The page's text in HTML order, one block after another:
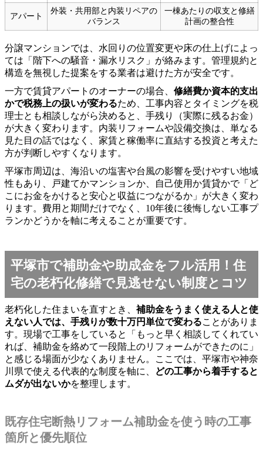
アパート
外装・共用部と内装リペアの
バランス
一棟あたりの収支と修繕
計画の整合性
分譲マンションでは、水回りの位置変更や床の仕上げによっ
ては「階下への騒音・漏水リスク」が絡みます。管理規約と
構造を無視した提案をする業者は避けた方が安全です。
一方で賃貸アパートのオーナーの場合、 修繕費か資本的支出
かで税務上の扱いが変わるため、工事内容とタイミングを税
理士とも相談しながら決めると、手残り（実際に残るお金）
が大きく変わります。内装リフォームや設備交換は、単なる
見た目の話ではなく、家賃と稼働率に直結する投資と考えた
方が判断しやすくなります。
平塚市周辺は、海沿いの塩害や台風の影響を受けやすい地域
性もあり、戸建てかマンションか、自己使用か賃貸かで「ど
こにお金をかけると安心と収益につながるか」が大きく変わ
ります。費用と期間だけでなく、10年後に後悔しない工事プ
ランかどうかを軸に考えることが重要です。
平塚市で補助金や助成金をフル活用！住
宅の老朽化修繕で見逃せない制度とコツ
老朽化した住まいを直すとき、 補助金をうまく使える人と使
えない人では、手残りが数十万円単位で変わることがありま
す。現場で工事をしていると「もっと早く相談してくれてい
れば、補助金を絡めて一段階上のリフォームができたのに」
と感じる場面が少なくありません。ここでは、平塚市や神奈
川県で使える代表的な制度を軸に、
どの工事から着手すると
ムダが出ないかを整理します。
既存住宅断熱リフォーム補助金を使う時の工事
箇所と優先順位